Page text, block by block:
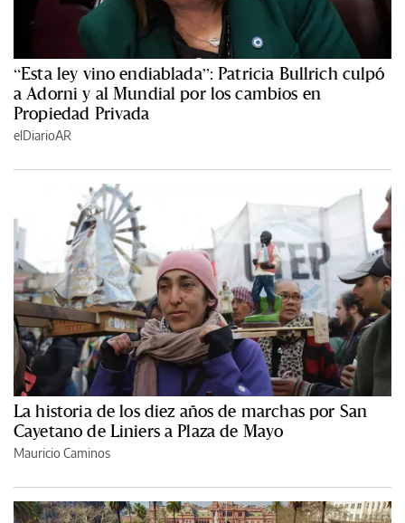
“Esta ley vino endiablada”: Patricia Bullrich culpó
a Adorni y al Mundial por los cambios en
Propiedad Privada
elDiarioAR
La historia de los diez años de marchas por San
Cayetano de Liniers a Plaza de Mayo
Mauricio Caminos